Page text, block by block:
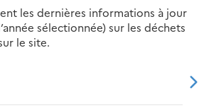
les dernières informations à jour
sélectionnée) sur les déchets
le site.